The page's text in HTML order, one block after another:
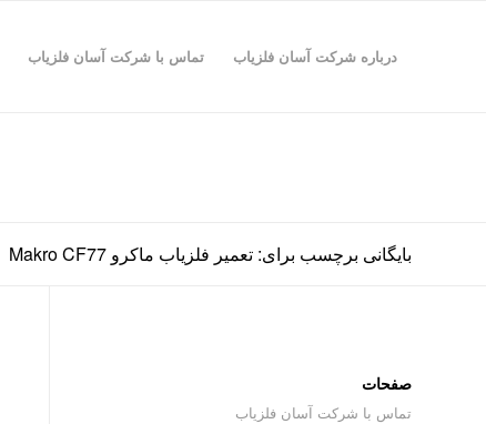
درباره شرکت آسان فلزیاب تماس با شرکت آسان فلزیاب
بایگانی برچسب برای: تعمیر فلزیاب ماکرو Makro CF77
صفحات
تماس با شرکت آسان فلزیاب